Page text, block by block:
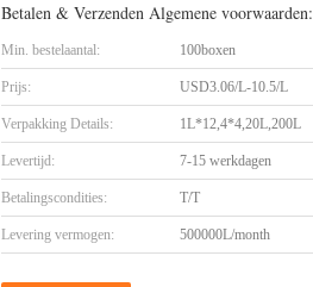
Betalen & Verzenden Algemene voorwaarden:
Min. bestelaantal: 100boxen
Prijs: USD3.06/L-10.5/L
Verpakking Details: 1L*12,4*4,20L,200L
Levertijd: 7-15 werkdagen
Betalingscondities: T/T
Levering vermogen: 500000L/month